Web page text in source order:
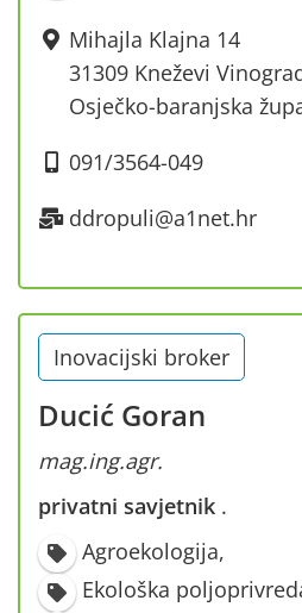
Mihajla Klajna 14
31309 Kneževi
Osječko-baranjska
091/3564-049
ddropuli@a1net.hr
Inovacijski broker
Ducić Goran
mag.ing.agr.
privatni savjetnik ·
Agroekologija,
Ekološka